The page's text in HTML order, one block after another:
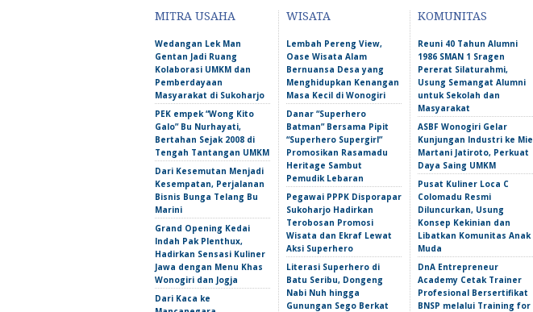
MITRA USAHA
Wedangan Lek Man
Gentan Jadi Ruang
Kolaborasi UMKM dan
Pemberdayaan
Masyarakat di Sukoharjo
PEK empek “Wong Kito
Galo” Bu Nurhayati,
Bertahan Sejak 2008 di
Tengah Tantangan UMKM
Dari Kesemutan Menjadi
Kesempatan, Perjalanan
Bisnis Bunga Telang Bu
Marini
Grand Opening Kedai
Indah Pak Plenthux,
Hadirkan Sensasi Kuliner
Jawa dengan Menu Khas
Wonogiri dan Jogja
Dari Kaca ke
WISATA
Lembah Pereng View,
Oase Wisata Alam
Bernuansa Desa yang
Menghidupkan Kenangan
Masa Kecil di Wonogiri
Danar “Superhero
Batman” Bersama Pipit
“Superhero Supergirl”
Promosikan Rasamadu
Heritage Sambut
Pemudik Lebaran
Pegawai PPPK Disporapar
Sukoharjo Hadirkan
Terobosan Promosi
Wisata dan Ekraf Lewat
Aksi Superhero
Literasi Superhero di
Batu Seribu, Dongeng
Nabi Nuh hingga
Gunungan Sego Berkat
KOMUNITAS
Reuni 40 Tahun Alumni
1986 SMAN 1 Sragen
Pererat Silaturahmi,
Usung Semangat Alumni
untuk Sekolah dan
Masyarakat
ASBF Wonogiri Gelar
Kunjungan Industri ke Mie
Martani Jatiroto, Perkuat
Daya Saing UMKM
Pusat Kuliner Loca C
Colomadu Resmi
Diluncurkan, Usung
Konsep Kekinian dan
Libatkan Komunitas Anak
Muda
DnA Entrepreneur
Academy Cetak Trainer
Profesional Bersertifikat
BNSP melalui Training for